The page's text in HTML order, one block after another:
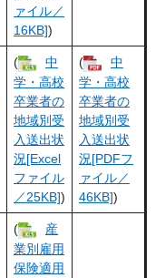
ァイル／
16KB])
(
中
学・高校
卒業者の
地域別受
入送出状
況[Excel
ファイル
／25KB])
(
中
学・高校
卒業者の
地域別受
入送出状
況[PDFフ
ァイル／
46KB])
(
産
業別雇用
保険適用